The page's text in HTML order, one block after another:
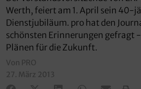
Werth, feiert am 1. April sein 40-
Dienstjubiläum. pro hat den
schönsten Erinnerungen gefragt
Plänen für die Zukunft.
Von PRO
27. März 2013